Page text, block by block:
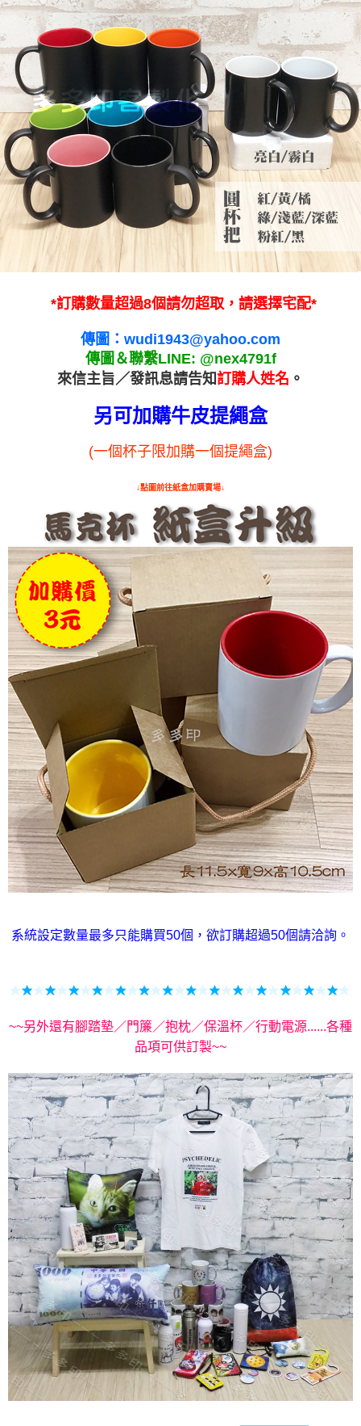
*訂購數量超過8個請勿超取，請選擇宅配*
傳圖：wudi1943@yahoo.com
傳圖＆聯繫LINE: @nex4791f
來信主旨／發訊息請告知訂購人姓名 。
另可加購牛皮提繩盒
(一個杯子限加購一個提繩盒)
↓點圖前往紙盒加購賣場↓
系統設定數量最多只能購買50個，欲訂購超過50個請洽詢。
~~另外還有腳踏墊／門簾／抱枕／保溫杯／行動電源......各種
品項可供訂製~~